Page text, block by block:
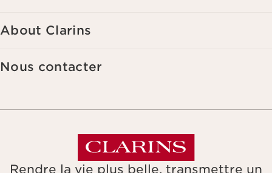
About Clarins
Nous contacter
Rendre la vie plus belle, transmettre un